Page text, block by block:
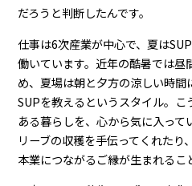
だろうと判断したんです。
仕事は6次産業が中心で、夏は
働いています。近年の酷暑では昼
め、夏場は朝と夕方の涼しい時間
SUPを教えるというスタイル。
ある暮らしを、心から気に入って
リーブの収穫を手伝ってくれたり
本業につながるご縁が生まれるこ